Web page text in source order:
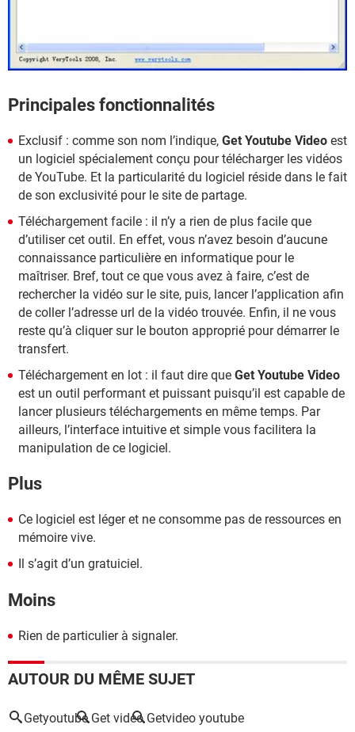
Principales fonctionnalités
Exclusif : comme son nom l’indique, Get Youtube Video est
un logiciel spécialement conçu pour télécharger les vidéos
de YouTube. Et la particularité du logiciel réside dans le fait
de son exclusivité pour le site de partage.
Téléchargement facile : il n’y a rien de plus facile que
d’utiliser cet outil. En effet, vous n’avez besoin d’aucune
connaissance particulière en informatique pour le
maîtriser. Bref, tout ce que vous avez à faire, c’est de
rechercher la vidéo sur le site, puis, lancer l’application afin
de coller l’adresse url de la vidéo trouvée. Enfin, il ne vous
reste qu’à cliquer sur le bouton approprié pour démarrer le
transfert.
Téléchargement en lot : il faut dire que Get Youtube Video
est un outil performant et puissant puisqu’il est capable de
lancer plusieurs téléchargements en même temps. Par
ailleurs, l’interface intuitive et simple vous facilitera la
manipulation de ce logiciel.
Plus
Ce logiciel est léger et ne consomme pas de ressources en
mémoire vive.
Il s’agit d’un gratuiciel.
Moins
Rien de particulier à signaler.
AUTOUR DU MÊME SUJET
Getyoutube Get video Getvideo youtube